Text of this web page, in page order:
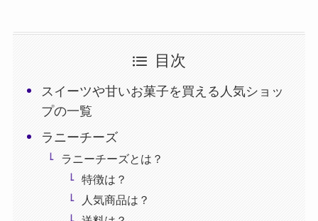
目次
スイーツや甘いお菓子を買える人気ショッ
プの一覧
ラニーチーズ
ラニーチーズとは？
特徴は？
人気商品は？